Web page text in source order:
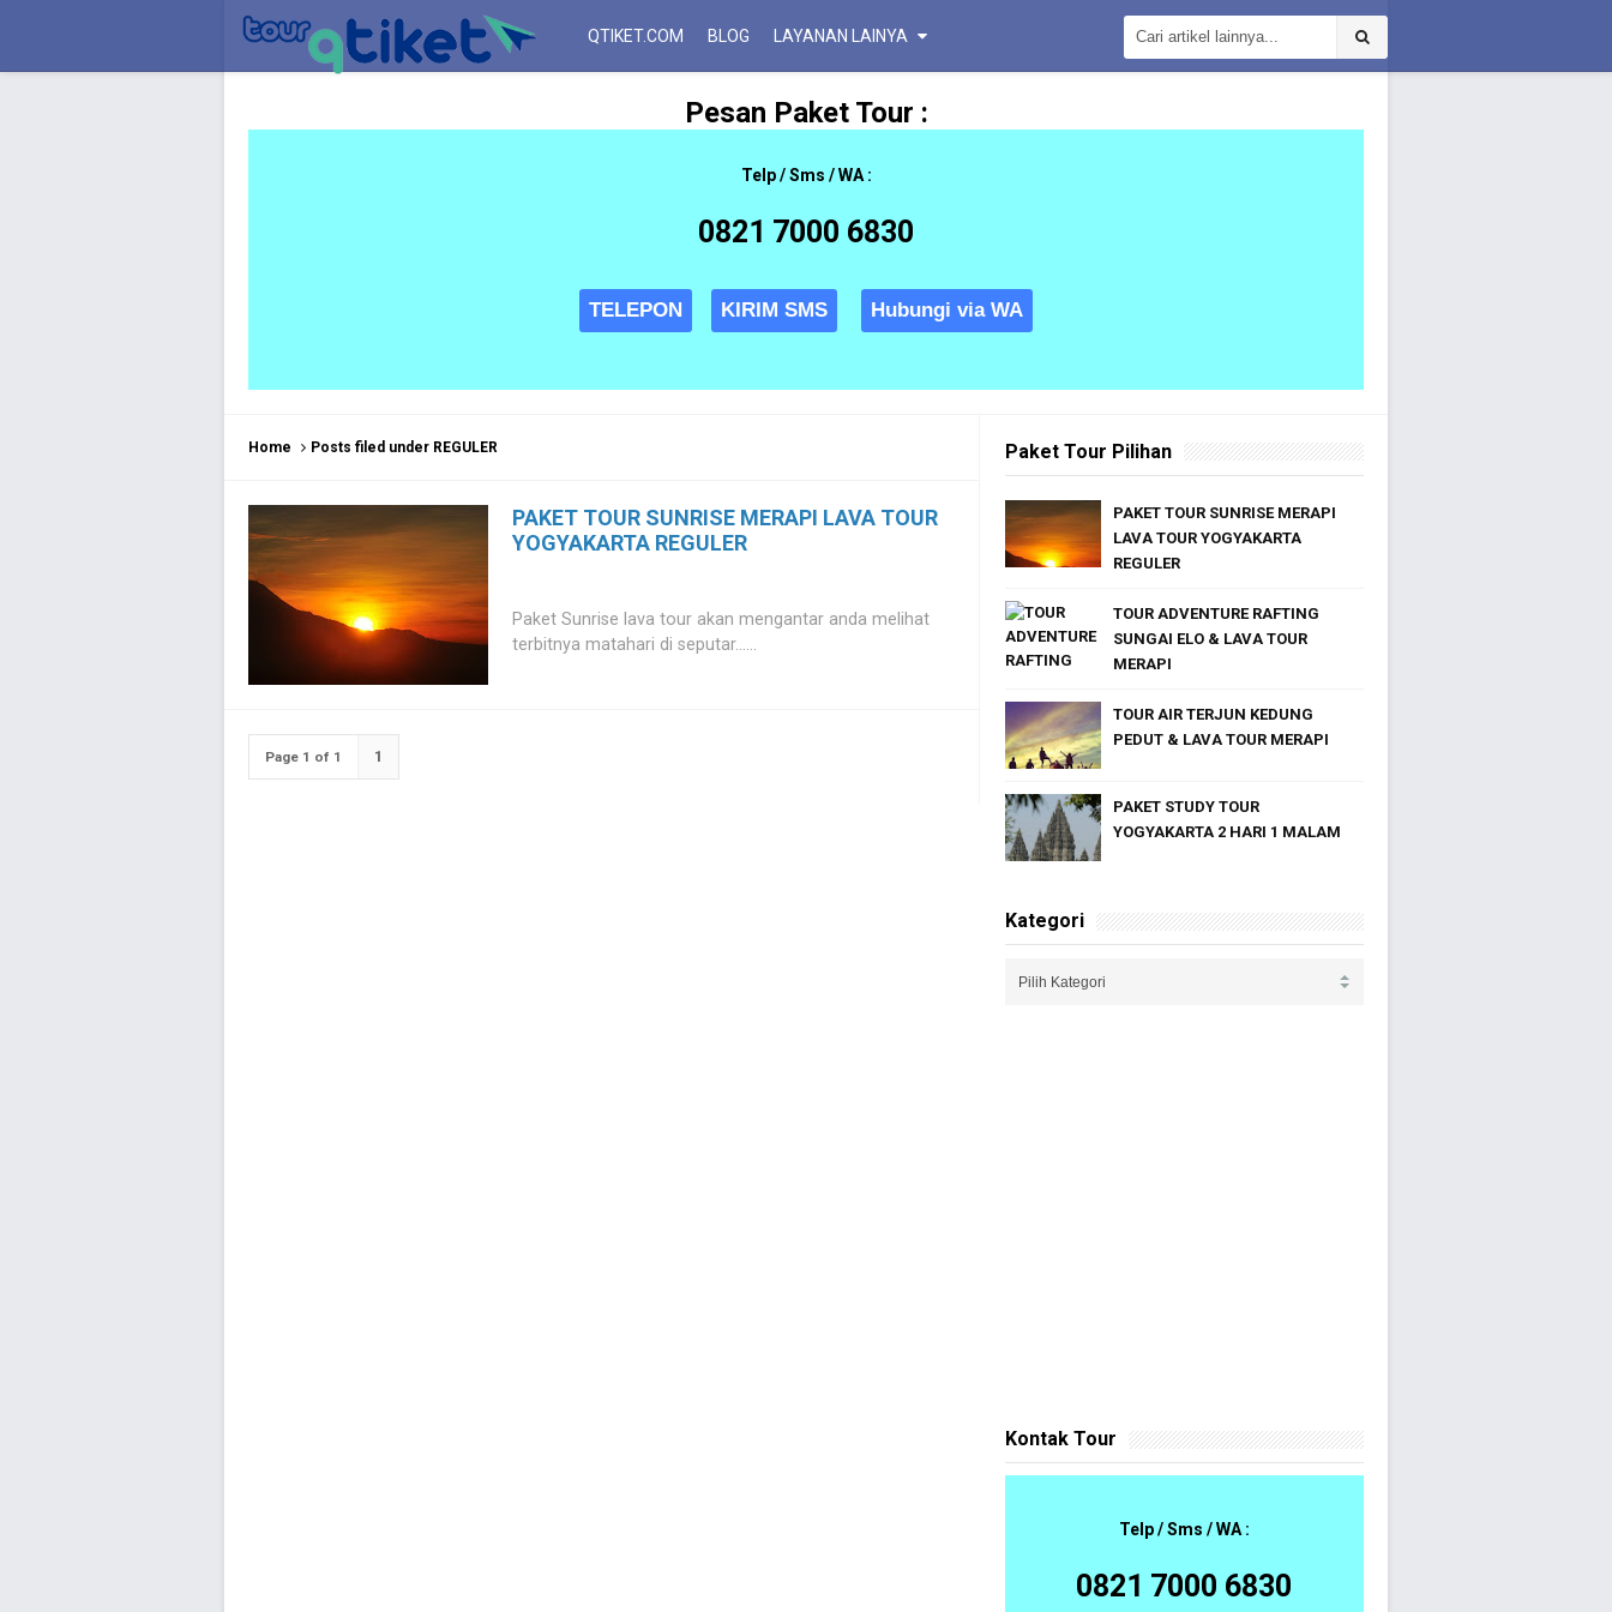
QTIKET.COM BLOG LAYANAN LAINYA
Pesan Paket Tour :
Telp / Sms / WA :
0821 7000 6830
TELEPON KIRIM SMS Hubungi via WA
Home Posts filed under REGULER
PAKET TOUR SUNRISE MERAPI LAVA TOUR
YOGYAKARTA REGULER
Paket Sunrise lava tour akan mengantar anda melihat
terbitnya matahari di seputar......
Page 1 of 1 1
Paket Tour Pilihan
PAKET TOUR SUNRISE MERAPI
LAVA TOUR YOGYAKARTA
REGULER
TOUR ADVENTURE RAFTING
SUNGAI ELO & LAVA TOUR
MERAPI
TOUR AIR TERJUN KEDUNG
PEDUT & LAVA TOUR MERAPI
PAKET STUDY TOUR
YOGYAKARTA 2 HARI 1 MALAM
Kategori
Kontak Tour
Telp / Sms / WA :
0821 7000 6830